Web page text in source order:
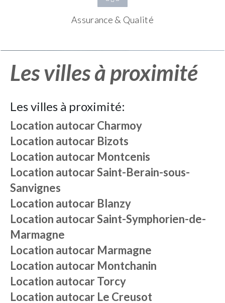
Assurance & Qualité
Les villes à proximité
Les villes à proximité:
Location autocarCharmoy
Location autocar Bizots
Location autocar Montcenis
Location autocarSaint-Berain-sous-
Sanvignes
Location autocar Blanzy
Location autocarSaint-Symphorien-de-
Marmagne
Location autocar Marmagne
Location autocar Montchanin
Location autocarTorcy
Location autocar Le Creusot